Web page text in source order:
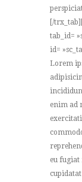
[/
tab_id=
id=
Lorem
enim ad
eu fugiat